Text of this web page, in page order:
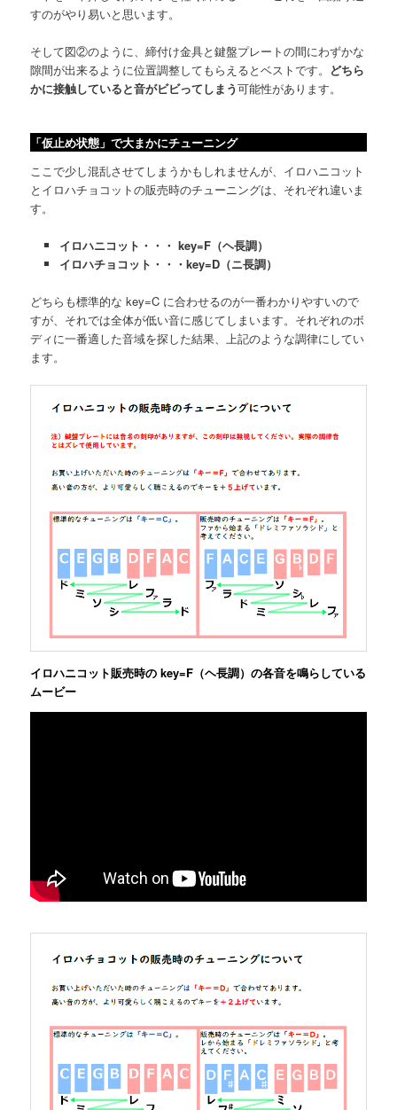
すのがやり易いと思います。
そして図②のように、締付け金具と鍵盤プレートの間にわずかな
隙間が出来るように位置調整してもらえるとベストです。 どちら
かに接触していると音がビビってしまう可能性があります。
「仮止め状態」で大まかにチューニング
ここで少し混乱させてしまうかもしれませんが、イロハニコット
とイロハチョコットの販売時のチューニングは、それぞれ違いま
す。
イロハニコット・・・ key=F（ヘ長調）
イロハチョコット・・・key=D（ニ長調）
どちらも標準的な key=C に合わせるのが一番わかりやすいので
すが、それでは全体が低い音に感じてしまいます。それぞれのボ
ディに一番適した音域を探した結果、上記のような調律にしてい
ます。
イロハニコット販売時の key=F（ヘ長調）の各音を鳴らしている
ムービー